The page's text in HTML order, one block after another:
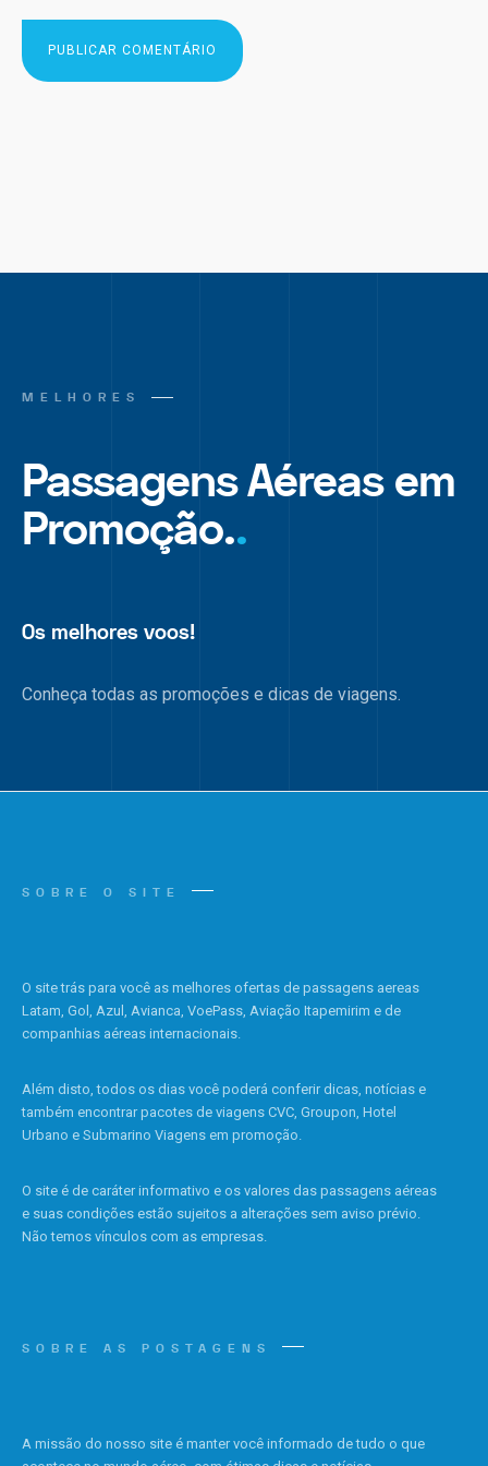
MELHORES
Passagens Aéreas em
Promoção..
Os melhores voos!
Conheça todas as promoções e dicas de viagens.
SOBRE O SITE
O site trás para você as melhores ofertas de passagens aereas
Latam, Gol, Azul, Avianca, VoePass, Aviação Itapemirim e de
companhias aéreas internacionais.
Além disto, todos os dias você poderá conferir dicas, notícias e
também encontrar pacotes de viagens CVC, Groupon, Hotel
Urbano e Submarino Viagens em promoção.
O site é de caráter informativo e os valores das passagens aéreas
e suas condições estão sujeitos a alterações sem aviso prévio.
Não temos vínculos com as empresas.
SOBRE AS POSTAGENS
A missão do nosso site é manter você informado de tudo o que